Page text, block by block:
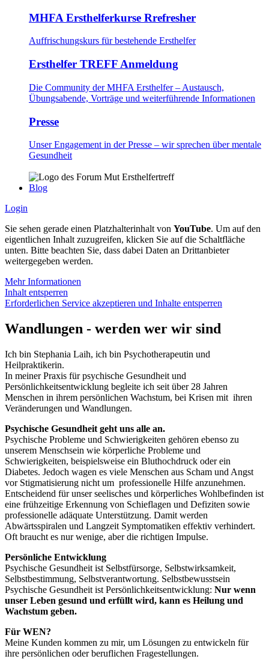
MHFA Ersthelferkurse Rrefresher
Auffrischungskurs für bestehende Ersthelfer
Ersthelfer TREFF Anmeldung
Die Community der MHFA Ersthelfer – Austausch,
Übungsabende, Vorträge und weiterführende Informationen
Presse
Unser Engagement in der Presse – wir sprechen über mentale
Gesundheit
Blog
Login
Sie sehen gerade einen Platzhalterinhalt von YouTube. Um auf den
eigentlichen Inhalt zuzugreifen, klicken Sie auf die Schaltfläche
unten. Bitte beachten Sie, dass dabei Daten an Drittanbieter
weitergegeben werden.
Mehr Informationen
Inhalt entsperren
Erforderlichen Service akzeptieren und Inhalte entsperren
Wandlungen - werden wer wir sind
Ich bin Stephania Laih, ich bin Psychotherapeutin und
Heilpraktikerin.
In meiner Praxis für psychische Gesundheit und
Persönlichkeitsentwicklung begleite ich seit über 28 Jahren
Menschen in ihrem persönlichen Wachstum, bei Krisen mit ihren
Veränderungen und Wandlungen.
Psychische Gesundheit geht uns alle an.
Psychische Probleme und Schwierigkeiten gehören ebenso zu
unserem Menschsein wie körperliche Probleme und
Schwierigkeiten, beispielsweise ein Bluthochdruck oder ein
Diabetes. Jedoch wagen es viele Menschen aus Scham und Angst
vor Stigmatisierung nicht um professionelle Hilfe anzunehmen.
Entscheidend für unser seelisches und körperliches Wohlbefinden ist
eine frühzeitige Erkennung von Schieflagen und Defiziten sowie
professionelle adäquate Unterstützung. Damit werden
Abwärtsspiralen und Langzeit Symptomatiken effektiv verhindert.
Oft braucht es nur wenige, aber die richtigen Impulse.
Persönliche Entwicklung
Psychische Gesundheit ist Selbstfürsorge, Selbstwirksamkeit,
Selbstbestimmung, Selbstverantwortung. Selbstbewusstsein
Psychische Gesundheit ist Persönlichkeitsentwicklung: Nur wenn
unser Leben gesund und erfüllt wird, kann es Heilung und
Wachstum geben.
Für WEN?
Meine Kunden kommen zu mir, um Lösungen zu entwickeln für
ihre persönlichen oder beruflichen Fragestellungen.